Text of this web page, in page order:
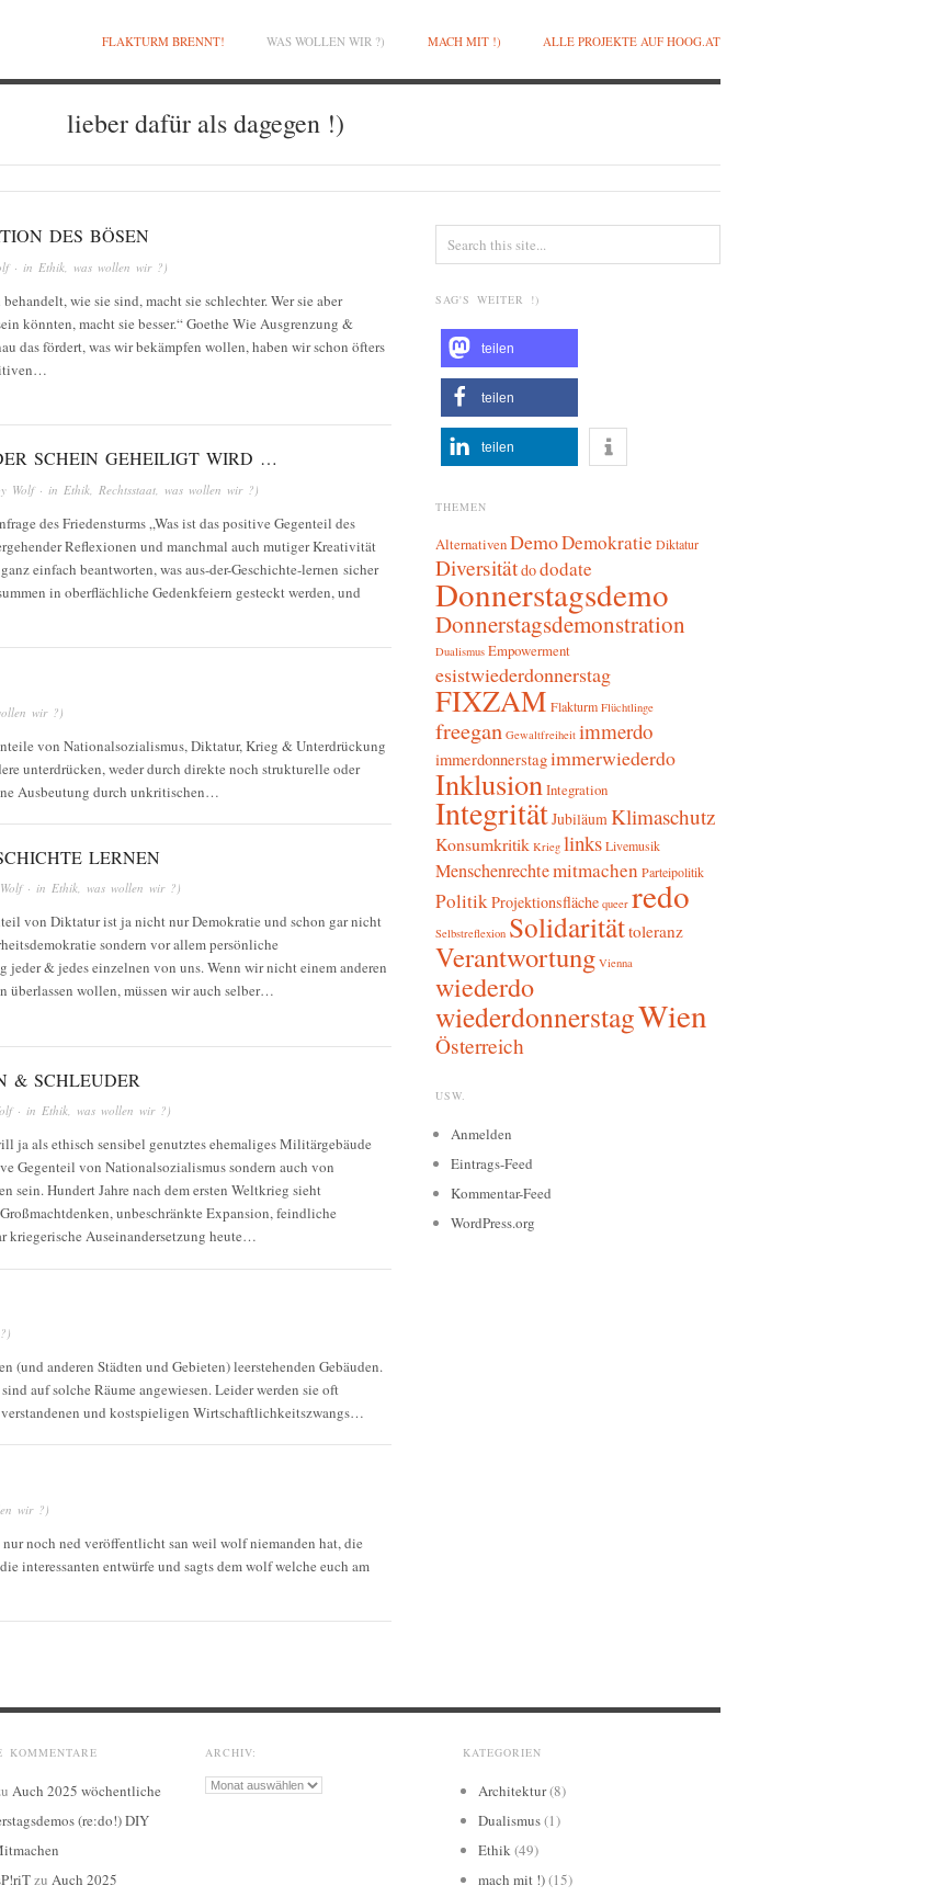
FLAKTURM BRENNT! WAS WOLLEN WIR ?) MACH MIT !) ALLE PROJEKTE AUF HOOG.AT
lieber dafür als dagegen !)
DES BÖSEN
· in Ethik was wollen wir ?)
wie sie sind, macht sie schlechter. Wer sie aber
könnten, macht sie besser.“ Goethe Wie Ausgrenzung &
das fördert, was wir bekämpfen wollen, haben wir schon öfters
SCHEIN GEHEILIGT WIRD …
Wolf· in Ethik Rechtsstaat was wollen wir ?)
des Friedensturms „Was ist das positive Gegenteil des
Reflexionen und manchmal auch mutiger Kreativität
einfach beantworten, was aus-der-Geschichte-lernen sicher
in oberflächliche Gedenkfeiern gesteckt werden, und
wir ?)
von Nationalsozialismus, Diktatur, Krieg & Unterdrückung
unterdrücken, weder durch direkte noch strukturelle oder
Ausbeutung durch unkritischen…
LERNEN
Wolf· in Ethik, was wollen wir ?)
von Diktatur ist ja nicht nur Demokratie und schon gar nicht
sondern vor allem persönliche
jeder & jedes einzelnen von uns. Wenn wir nicht einem anderen
überlassen wollen, müssen wir auch selber…
& SCHLEUDER
· in Ethik, was wollen wir ?)
ja als ethisch sensibel genutztes ehemaliges Militärgebäude
Gegenteil von Nationalsozialismus sondern auch von
sein. Hundert Jahre nach dem ersten Weltkrieg sieht
unbeschränkte Expansion, feindliche
kriegerische Auseinandersetzung heute…
anderen Städten und Gebieten) leerstehenden Gebäuden.
auf solche Räume angewiesen. Leider werden sie oft
und kostspieligen Wirtschaftlichkeitszwangs…
wir ?)
noch ned veröffentlicht san weil wolf niemanden hat, die
interessanten entwürfe und sagts dem wolf welche euch am
SAG'S WEITER !)
teilen
teilen
teilen
THEMEN
AlternativenDemoDemokratie Diktatur
Diversitätdododate
Donnerstagsdemo
Donnerstagsdemonstration
Dualismus Empowerment
esistwiederdonnerstag
FIXZAM Flakturm Flüchtlinge
freegan Gewaltfreiheit immerdo
immerdonnerstagimmerwiederdo
InklusionIntegration
IntegritätJubiläumKlimaschutz
Konsumkritik Krieg linksLivemusik
Menschenrechtemitmachen Parteipolitik
PolitikProjektionsfläche queer redo
Selbstreflexion Solidaritättoleranz
Verantwortung Vienna
wiederdo
wiederdonnerstagWien
Österreich
USW.
Anmelden
Eintrags-Feed
Kommentar-Feed
WordPress.org
KOMMENTARE
Auch 2025 wöchentliche
(re:do!) DIY
zu Auch 2025
ARCHIV:
Archiv:
KATEGORIEN
Architektur(8)
Dualismus(1)
Ethik(49)
mach mit !)(15)